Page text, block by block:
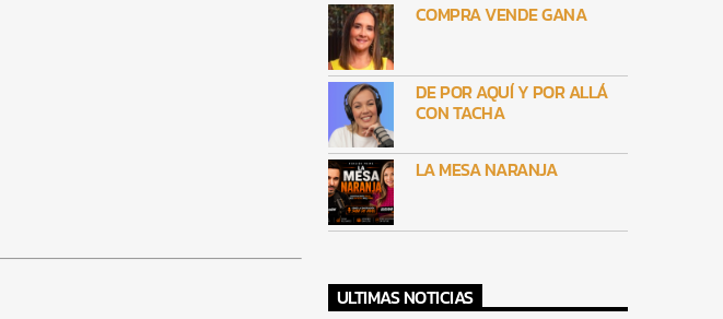
COMPRA VENDE GANA
DE POR AQUÍ Y POR ALLÁ
CON TACHA
LA MESA NARANJA
ULTIMAS NOTICIAS